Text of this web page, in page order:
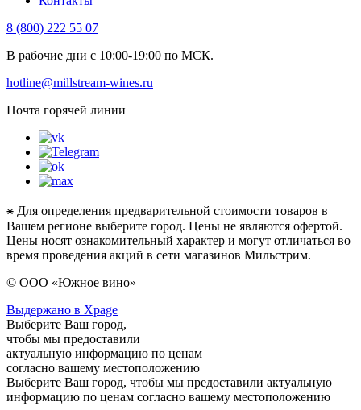
8 (800) 222 55 07
В рабочие дни с 10:00-19:00 по МСК.
hotline@millstream-wines.ru
Почта горячей линии
⁕ Для определения предварительной стоимости товаров в
Вашем регионе выберите город. Цены не являются офертой.
Цены носят ознакомительный характер и могут отличаться во
время проведения акций в сети магазинов Мильстрим.
© ООО «Южное вино»
Выдержано в Xpage
Выберите Ваш город,
чтобы мы предоставили
актуальную информацию по ценам
согласно вашему местоположению
Выберите Ваш город, чтобы мы предоставили актуальную
информацию по ценам согласно вашему местоположению